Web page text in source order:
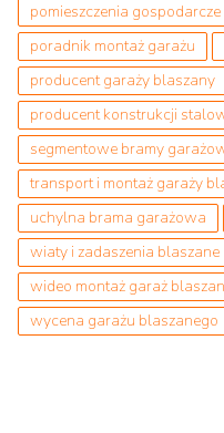
pomieszczenia
poradnik montaż garażu
producent garaży blaszany
producent konstrukcji
segmentowe bramy
transport i montaż garaży
uchylna brama garażowa
wiaty i zadaszenia blaszane
wideo montaż garaż
wycena garażu blaszanego